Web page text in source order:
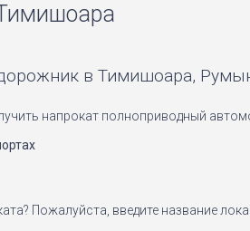
в Тимишоара,
напрокат полноприводный
Пожалуйста, введите название